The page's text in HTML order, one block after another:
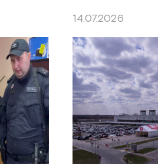
14.07.2026